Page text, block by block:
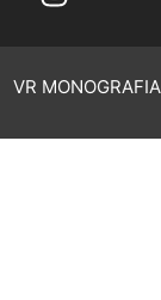
VR